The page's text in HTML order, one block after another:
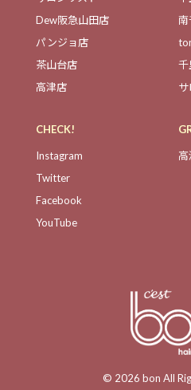
Dew阪急山田店
南
パンジョ店
茶山台店
千
高津店
CHECK!
Instagram
Twitter
Facebook
YouTube
© 2026 bon All